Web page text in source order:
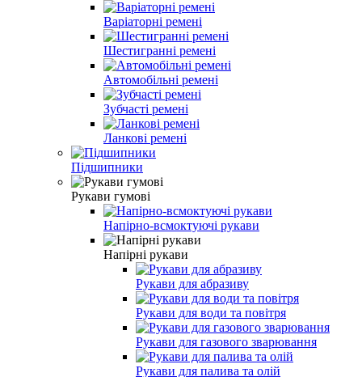
Варіаторні ремені
Шестигранні ремені
Автомобільні ремені
Зубчасті ремені
Ланкові ремені
Підшипники
Рукави гумові
Напірно-всмоктуючі рукави
Напірні рукави
Рукави для абразиву
Рукави для води та повітря
Рукави для газового зварювання
Рукави для палива та олій